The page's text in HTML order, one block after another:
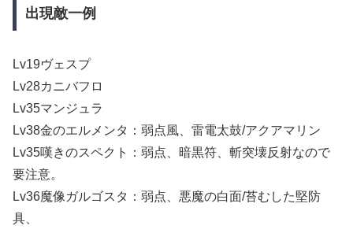
出現敵一例
Lv19ヴェスプ
Lv28カニバフロ
Lv35マンジュラ
Lv38金のエルメンタ：弱点風、雷電太鼓/アクアマリン
Lv35嘆きのスペクト：弱点、暗黒符、斬突壊反射なので
要注意。
Lv36魔像ガルゴスタ：弱点、悪魔の白面/苔むした堅防
具、